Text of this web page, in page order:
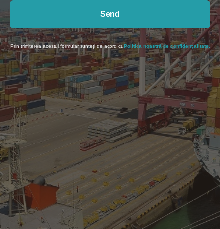
Send
Prin trimiterea acestui formular sunteți de acord cuPolitica noastră de confidențialitate.